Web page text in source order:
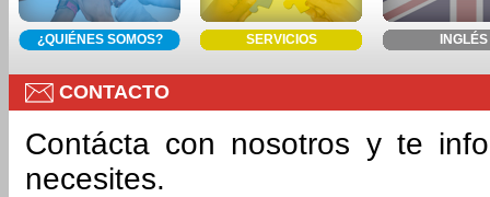
¿QUIÉNES SOMOS? SERVICIOS INGLÉS
CONTACTO
Contácta con nosotros y te
necesites.